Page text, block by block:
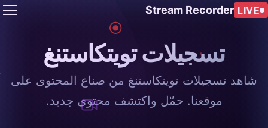
LIVE
Stream Recorder
تسجيلات تويتكاستنغ
شاهد تسجيلات تويتكاستنغ من صناع المحتوى على
موقعنا. حمّل واكتشف محتوى جديد.